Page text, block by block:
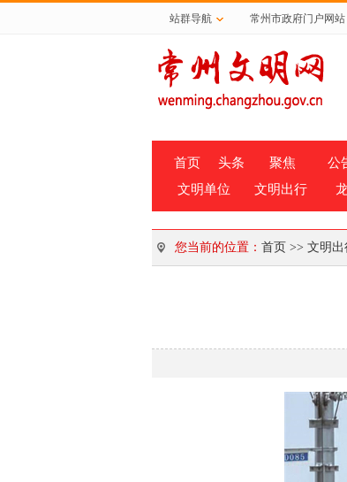
站群导航 常州市政府门户网站
首页 头条 聚焦 公
文明单位
文明出行
您当前的位置： 首页 >> 文明出